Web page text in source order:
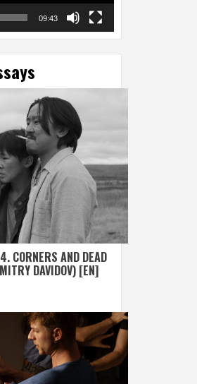
09:43
CORNERS AND DEAD
DAVIDOV) [EN]